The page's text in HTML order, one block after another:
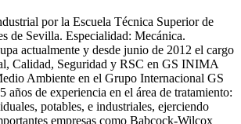
por la Escuela Técnica Superior de
de Sevilla. Especialidad: Mecánica.
actualmente y desde junio de 2012 el cargo
Calidad, Seguridad y RSC en GS INIMA
Ambiente en el Grupo Internacional GS
años de experiencia en el área de tratamiento:
potables, e industriales, ejerciendo
empresas como Babcock-Wilcox